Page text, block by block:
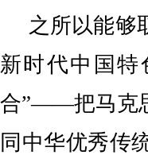
之所以能够
新时代中国特
合”——把马克
同中华优秀传